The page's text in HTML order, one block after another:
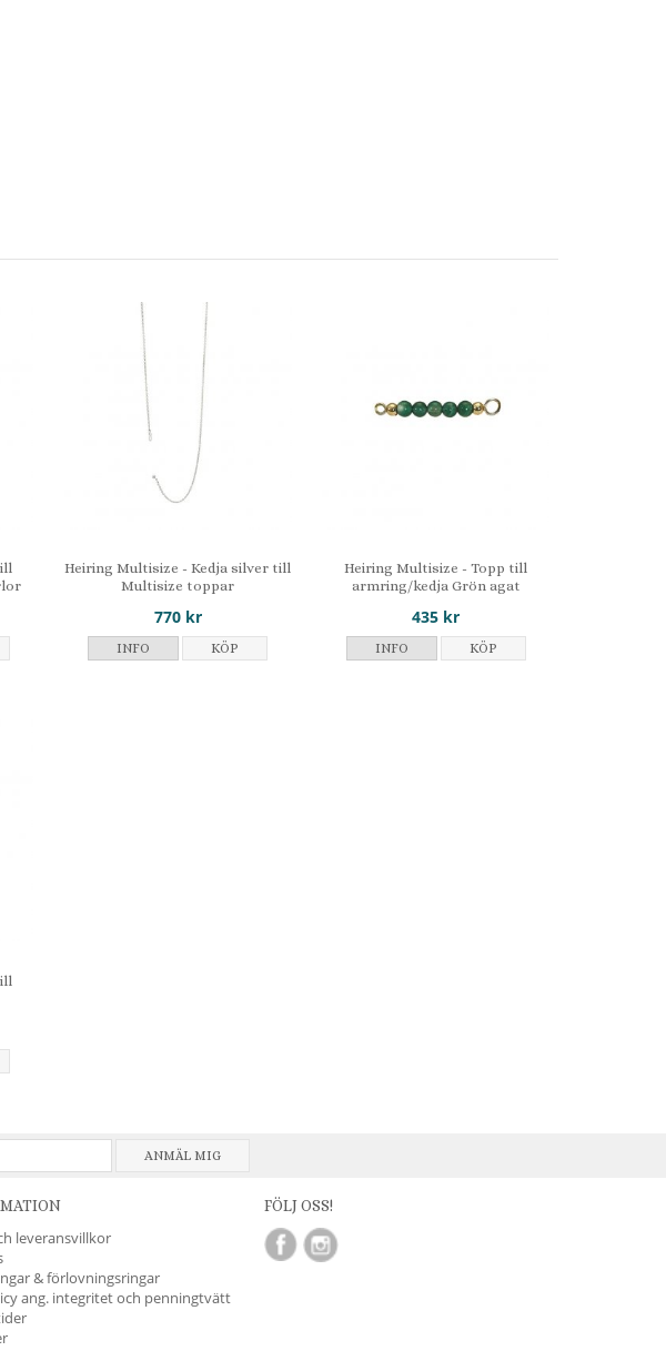
Heiring Multisize - Kedja silver till
Multisize toppar
770 kr
INFO KÖP
Heiring Multisize - Topp till
armring/kedja Grön agat
435 kr
INFO KÖP
ANMÄL MIG
leveransvillkor
& förlovningsringar
ang. integritet och penningtvätt
FÖLJ OSS!